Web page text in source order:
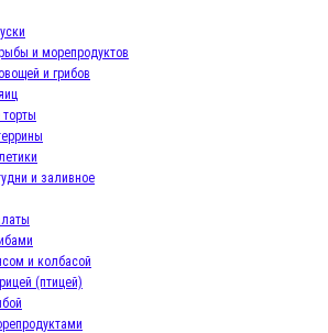
и морепродуктов
и грибов
и заливное
и колбасой
(птицей)